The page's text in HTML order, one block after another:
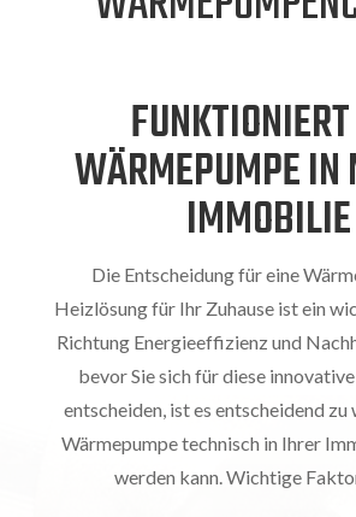
WÄRMEPUMPE IN
IMMOBILIE
Die Entscheidung für eine
Heizlösung für Ihr Zuhause ist ein
Richtung Energieeffizienz und
bevor Sie sich für diese
entscheiden, ist es entscheidend zu
Wärmepumpe technisch in Ihrer
werden kann. Wichtige